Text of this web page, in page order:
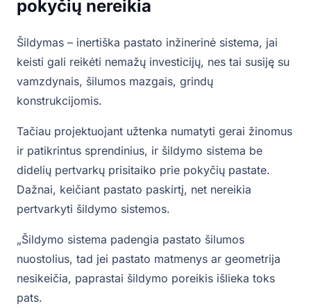
pokyčių nereikia
Šildymas – inertiška pastato inžinerinė sistema, jai
keisti gali reikėti nemažų investicijų, nes tai susiję su
vamzdynais, šilumos mazgais, grindų
konstrukcijomis.
Tačiau projektuojant užtenka numatyti gerai žinomus
ir patikrintus sprendinius, ir šildymo sistema be
didelių pertvarkų prisitaiko prie pokyčių pastate.
Dažnai, keičiant pastato paskirtį, net nereikia
pertvarkyti šildymo sistemos.
„Šildymo sistema padengia pastato šilumos
nuostolius, tad jei pastato matmenys ar geometrija
nesikeičia, paprastai šildymo poreikis išlieka toks
pats.